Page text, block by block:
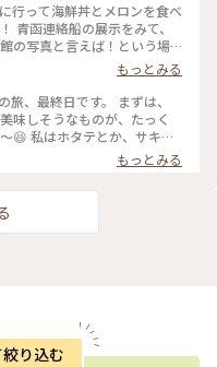
行って海鮮丼とメロンを食べ
青函連絡船の展示をみて、
の写真と言えば！という場
した。 昼、夜と写真撮って
大
さん食べた🍨 初めての函
母に感謝🙏 On the
Morning Market and
丼 #英語勉強中
もっとみる
、最終日です。 まずは、
味しそうなものが、たっく
😆 私はホタテとか、サキイ
ー❤️ 市場は活気があって、見
な街 #北海
もっとみる
り込む